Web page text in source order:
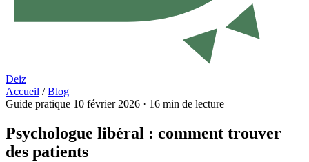
Deiz
Accueil / Blog
Guide pratique 10 février 2026 · 16 min de lecture
Psychologue libéral : comment trouver
des patients